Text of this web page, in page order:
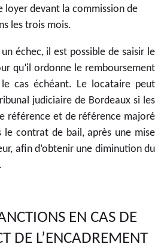
loyer devant la commission de
les trois mois.
échec, il est possible de saisir le
qu’il ordonne le remboursement
le cas échéant. Le locataire peut
judiciaire de Bordeaux si les
référence et de référence majoré
le contrat de bail, après une mise
afin d’obtenir une diminution du
EN CAS DE
DE L’ENCADREMENT